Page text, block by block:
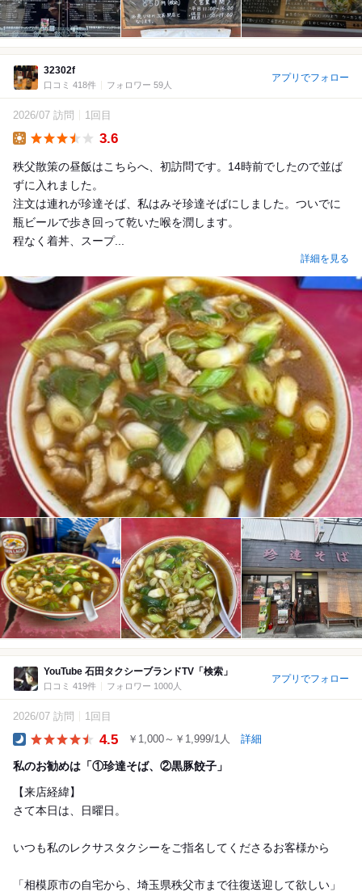
32302f
口コミ 418件 フォロワー 59人
アプリでフォロー
2026/07 訪問 1回目
3.6
秩父散策の昼飯はこちらへ、初訪問です。14時前でしたので並ば
ずに入れました。
注文は連れが珍達そば、私はみそ珍達そばにしました。ついでに
瓶ビールで歩き回って乾いた喉を潤します。
程なく着丼、スープ...
詳細を見る
YouTube 石田タクシーブランドTV「検索」
口コミ 419件 フォロワー 1000人
アプリでフォロー
2026/07 訪問 1回目
4.5 ￥1,000～￥1,999/1人 詳細
私のお勧めは「①珍達そば、②黒豚餃子」
【来店経緯】
さて本日は、日曜日。
いつも私のレクサスタクシーをご指名してくださるお客様から
「相模原市の自宅から、埼玉県秩父市まで往復送迎して欲しい」